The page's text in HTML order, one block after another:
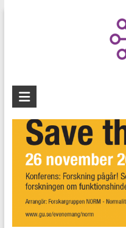
om
och om